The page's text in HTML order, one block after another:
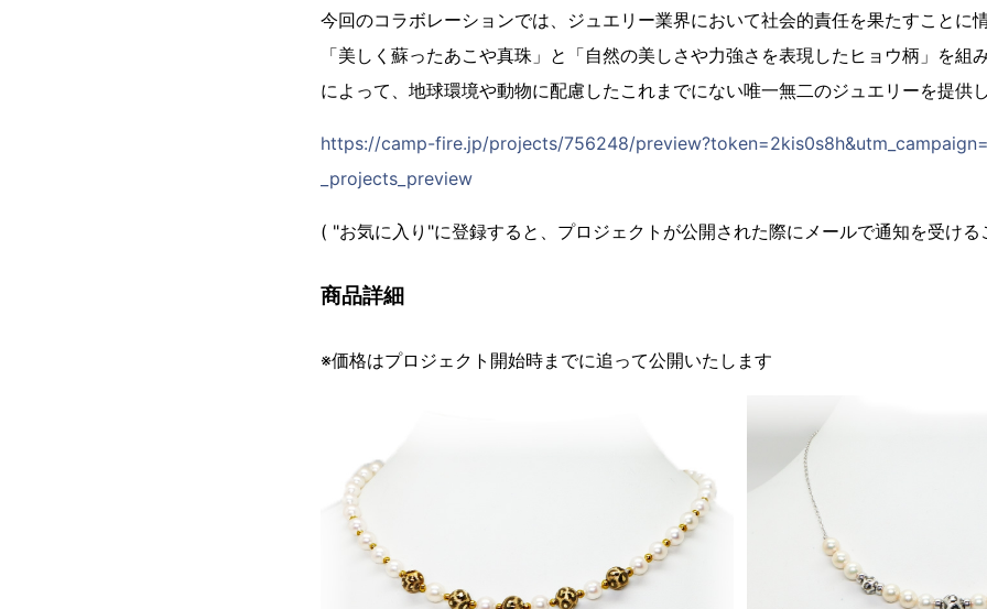
今回のコラボレーションでは、ジュエリー業界において社会的責任を果たすことに
「美しく蘇ったあこや真珠」と「自然の美しさや力強さを表現したヒョウ柄」を組
によって、地球環境や動物に配慮したこれまでにない唯一無二のジュエリーを提供
https://camp-fire.jp/projects/756248/
_projects_preview
( "お気に入り"に登録すると、プロジェクトが公開された際にメールで通知を受け
商品詳細
※価格はプロジェクト開始時までに追って公開いたします